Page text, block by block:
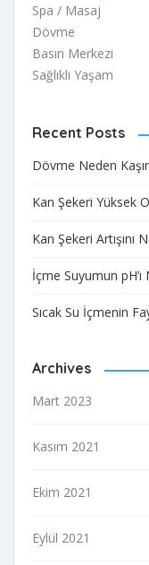
Spa / Masaj
Dövme
Basın Merkezi
Sağlıklı Yaşam
Recent Posts
Dövme Neden
Kan Şekeri Yüksek
Kan Şekeri Artışını
İçme Suyumun pH’ı
Sıcak Su İçmenin
Archives
Mart 2023
Kasım 2021
Ekim 2021
Eylül 2021